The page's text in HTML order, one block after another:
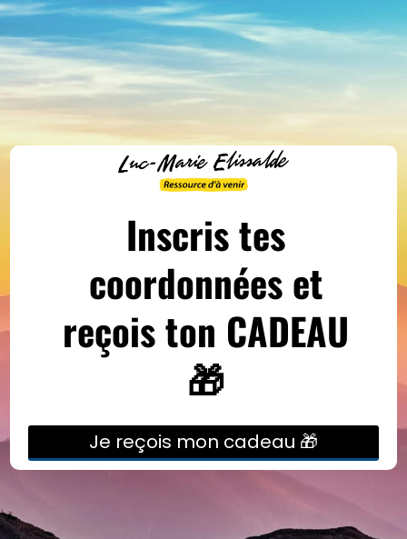
Inscris tes
coordonnées et
reçois ton CADEAU
🎁
Je reçois mon cadeau 🎁